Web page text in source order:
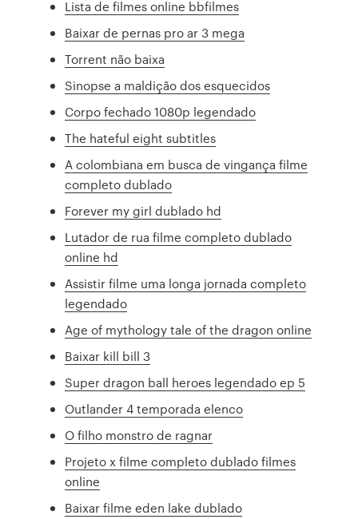
Lista de filmes online bbfilmes
Baixar de pernas pro ar 3 mega
Torrent não baixa
Sinopse a maldição dos esquecidos
Corpo fechado 1080p legendado
The hateful eight subtitles
A colombiana em busca de vingança filme
completo dublado
Forever my girl dublado hd
Lutador de rua filme completo dublado
online hd
Assistir filme uma longa jornada completo
legendado
Age of mythology tale of the dragon online
Baixar kill bill 3
Super dragon ball heroes legendado ep 5
Outlander 4 temporada elenco
O filho monstro de ragnar
Projeto x filme completo dublado filmes
online
Baixar filme eden lake dublado